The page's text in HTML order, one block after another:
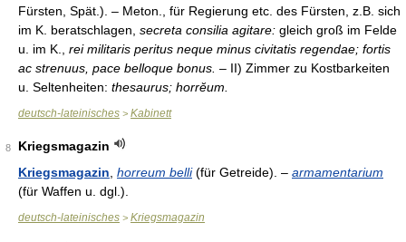
Fürsten, Spät.). – Meton., für Regierung etc. des Fürsten, z.B. sich
im K. beratschlagen, secreta consilia agitare: gleich groß im Felde
u. im K., rei militaris peritus neque minus civitatis regendae; fortis
ac strenuus, pace belloque bonus. – II) Zimmer zu Kostbarkeiten
u. Seltenheiten: thesaurus; horrĕum.
deutsch-lateinisches > Kabinett
8
Kriegsmagazin
Kriegsmagazin horreum belli(für Getreide). – armamentarium
(für Waffen u. dgl.).
deutsch-lateinisches > Kriegsmagazin